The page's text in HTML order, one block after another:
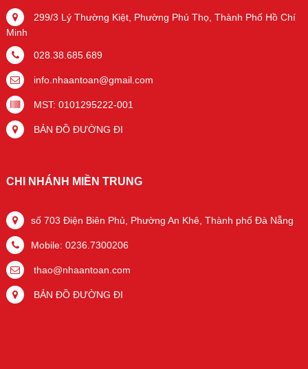
299/3 Lý Thường Kiệt, Phường Phú Thọ, Thành Phố Hồ Chí
Minh
028.38.685.689
info.nhaantoan@gmail.com
MST: 0101295222-001
BẢN ĐỒ ĐƯỜNG ĐI
CHI NHÁNH MIỀN TRUNG
số 703 Điện Biên Phủ, Phường An Khê, Thành phố Đà Nẵng
Mobile: 0236.7300206
thao@nhaantoan.com
BẢN ĐỒ ĐƯỜNG ĐI